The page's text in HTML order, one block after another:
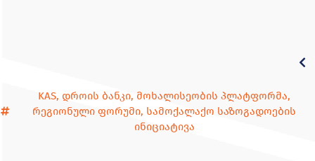
KAS, დროის ბანკი, მოხალისეობის პლატფორმა,
რეგიონული ფორუმი, სამოქალაქო საზოგადოების
ინიციატივა